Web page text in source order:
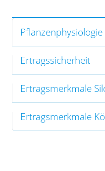
Pflanzenphysiologie
Ertragssicherheit
Ertragsmerkmale
Ertragsmerkmale